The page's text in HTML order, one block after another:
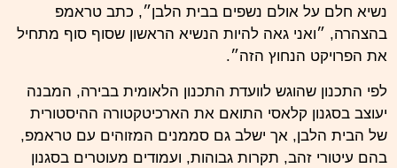
נשיא חלם על אולם נשפים בבית הלבן״, כתב טראמפ
בהצהרה, ״ואני גאה להיות הנשיא הראשון שסוף סוף מתחיל
את הפרויקט הנחוץ הזה״.
לפי התכנון שהוגש לוועדת התכנון הלאומית בבירה, המבנה
יעוצב בסגנון קלאסי התואם את הארכיטקטורה ההיסטורית
של הבית הלבן, אך ישלב גם סממנים המזוהים עם טראמפ,
בהם עיטורי זהב, תקרות גבוהות, ועמודים מעוטרים בסגנון